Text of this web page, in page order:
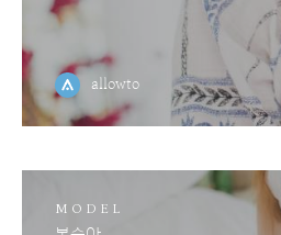
allowto
MODEL